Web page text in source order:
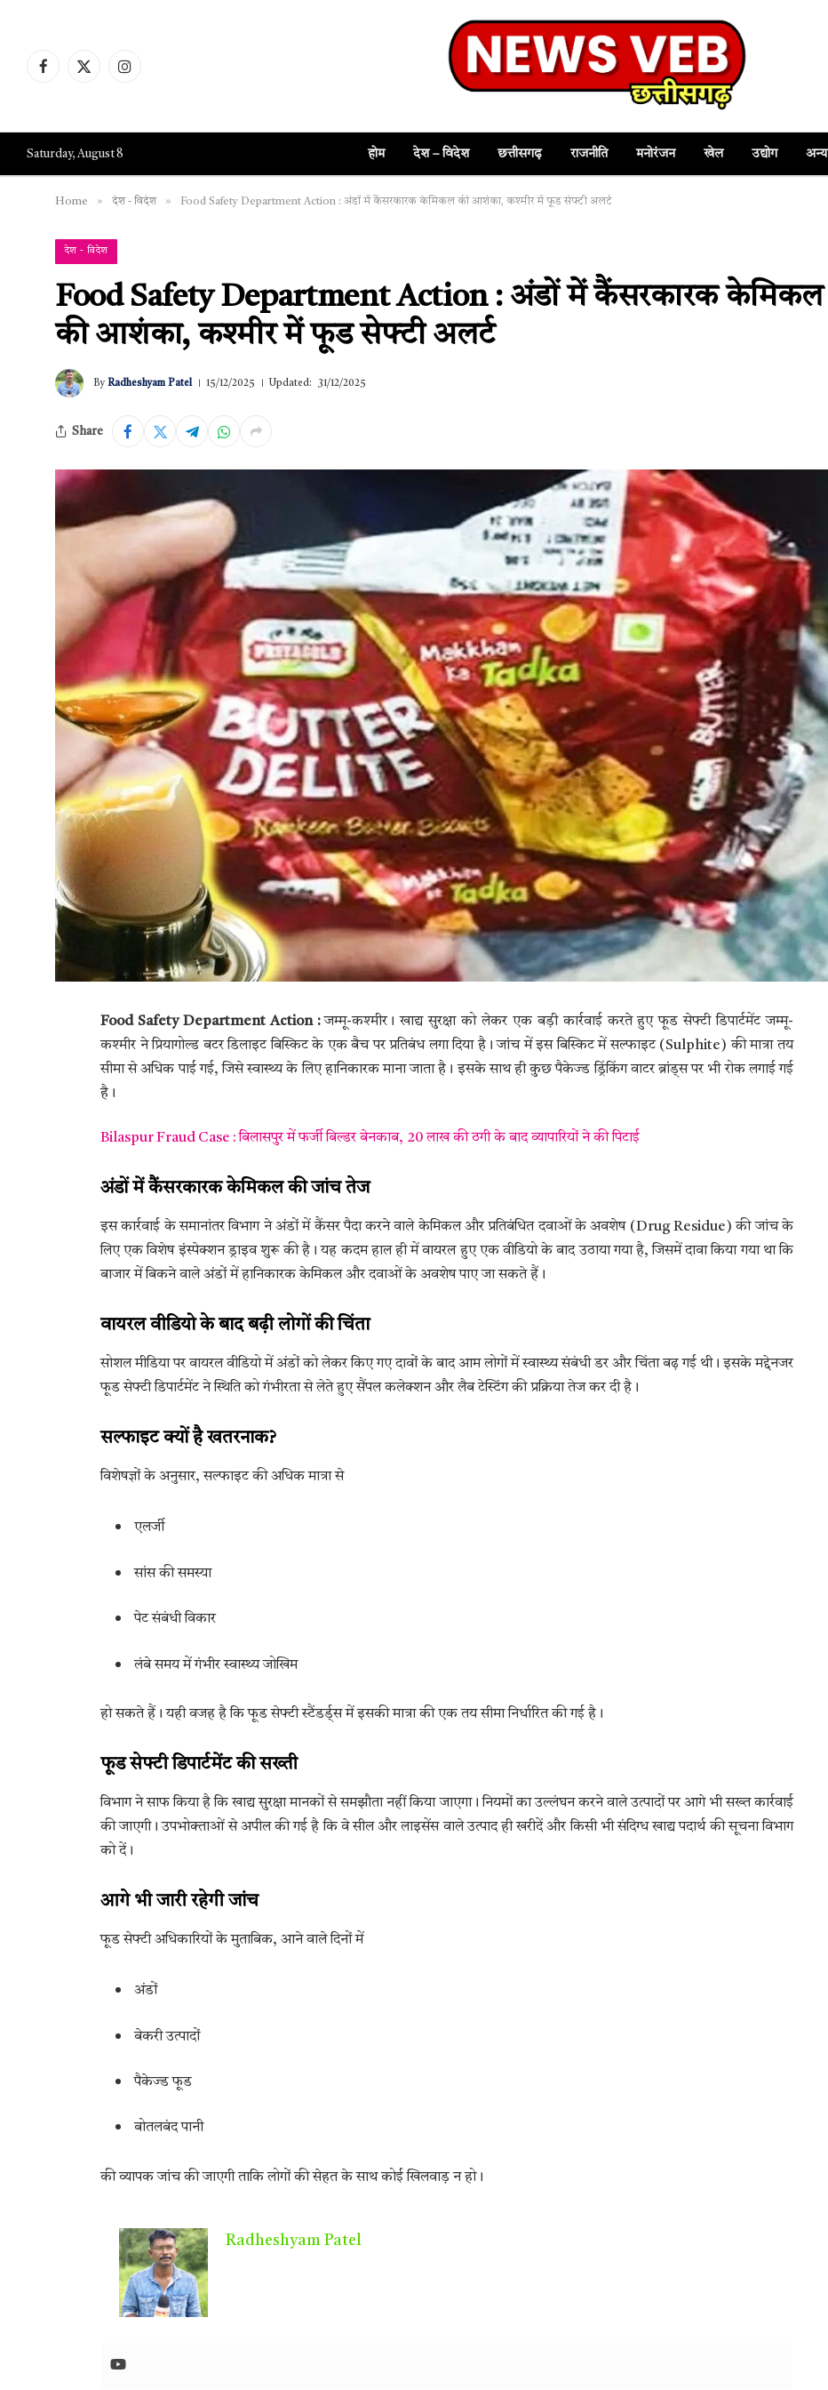
Facebook
X
Instagram
Saturday, August 8 होम देश – विदेश छत्तीसगढ़ राजनीति मनोरंजन खेल उद्योग अन्य
Home » देश - विदेश » Food Safety Department Action : अंडों में कैंसरकारक केमिकल की आशंका, कश्मीर में फूड सेफ्टी अलर्ट
देश - विदेश
Food Safety Department Action : अंडों में कैंसरकारक केमिकल
की आशंका, कश्मीर में फूड सेफ्टी अलर्ट
By Radheshyam Patel 15/12/2025 Updated: 31/12/2025
Share
Food Safety Department Action :जम्मू-कश्मीर। खाद्य सुरक्षा को लेकर एक बड़ी कार्रवाई करते हुए फूड सेफ्टी डिपार्टमेंट जम्मू-
कश्मीर ने प्रियागोल्ड बटर डिलाइट बिस्किट के एक बैच पर प्रतिबंध लगा दिया है। जांच में इस बिस्किट में सल्फाइट (Sulphite) की मात्रा तय
सीमा से अधिक पाई गई, जिसे स्वास्थ्य के लिए हानिकारक माना जाता है। इसके साथ ही कुछ पैकेज्ड ड्रिंकिंग वाटर ब्रांड्स पर भी रोक लगाई गई
है।
Bilaspur Fraud Case : बिलासपुर में फर्जी बिल्डर बेनकाब, 20 लाख की ठगी के बाद व्यापारियों ने की पिटाई
अंडों में कैंसरकारक केमिकल की जांच तेज
इस कार्रवाई के समानांतर विभाग ने अंडों में कैंसर पैदा करने वाले केमिकल और प्रतिबंधित दवाओं के अवशेष (Drug Residue) की जांच के
लिए एक विशेष इंस्पेक्शन ड्राइव शुरू की है। यह कदम हाल ही में वायरल हुए एक वीडियो के बाद उठाया गया है, जिसमें दावा किया गया था कि
बाजार में बिकने वाले अंडों में हानिकारक केमिकल और दवाओं के अवशेष पाए जा सकते हैं।
वायरल वीडियो के बाद बढ़ी लोगों की चिंता
सोशल मीडिया पर वायरल वीडियो में अंडों को लेकर किए गए दावों के बाद आम लोगों में स्वास्थ्य संबंधी डर और चिंता बढ़ गई थी। इसके मद्देनजर
फूड सेफ्टी डिपार्टमेंट ने स्थिति को गंभीरता से लेते हुए सैंपल कलेक्शन और लैब टेस्टिंग की प्रक्रिया तेज कर दी है।
सल्फाइट क्यों है खतरनाक?
विशेषज्ञों के अनुसार, सल्फाइट की अधिक मात्रा से
एलर्जी
सांस की समस्या
पेट संबंधी विकार
लंबे समय में गंभीर स्वास्थ्य जोखिम
हो सकते हैं। यही वजह है कि फूड सेफ्टी स्टैंडर्ड्स में इसकी मात्रा की एक तय सीमा निर्धारित की गई है।
फूड सेफ्टी डिपार्टमेंट की सख्ती
विभाग ने साफ किया है कि खाद्य सुरक्षा मानकों से समझौता नहीं किया जाएगा। नियमों का उल्लंघन करने वाले उत्पादों पर आगे भी सख्त कार्रवाई
की जाएगी। उपभोक्ताओं से अपील की गई है कि वे सील और लाइसेंस वाले उत्पाद ही खरीदें और किसी भी संदिग्ध खाद्य पदार्थ की सूचना विभाग
को दें।
आगे भी जारी रहेगी जांच
फूड सेफ्टी अधिकारियों के मुताबिक, आने वाले दिनों में
अंडों
बेकरी उत्पादों
पैकेज्ड फूड
बोतलबंद पानी
की व्यापक जांच की जाएगी ताकि लोगों की सेहत के साथ कोई खिलवाड़ न हो।
Radheshyam Patel